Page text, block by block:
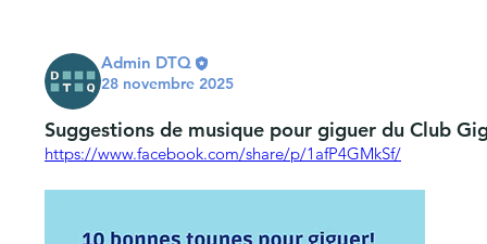
Admin DTQ
28 novembre 2025
Suggestions de musique pour giguer du Club
https://www.facebook.com/share/p/1afP4GMkSf/